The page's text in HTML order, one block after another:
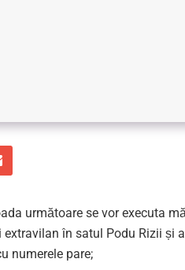
următoare se vor executa
în satul Podu Rizii și
numerele pare;